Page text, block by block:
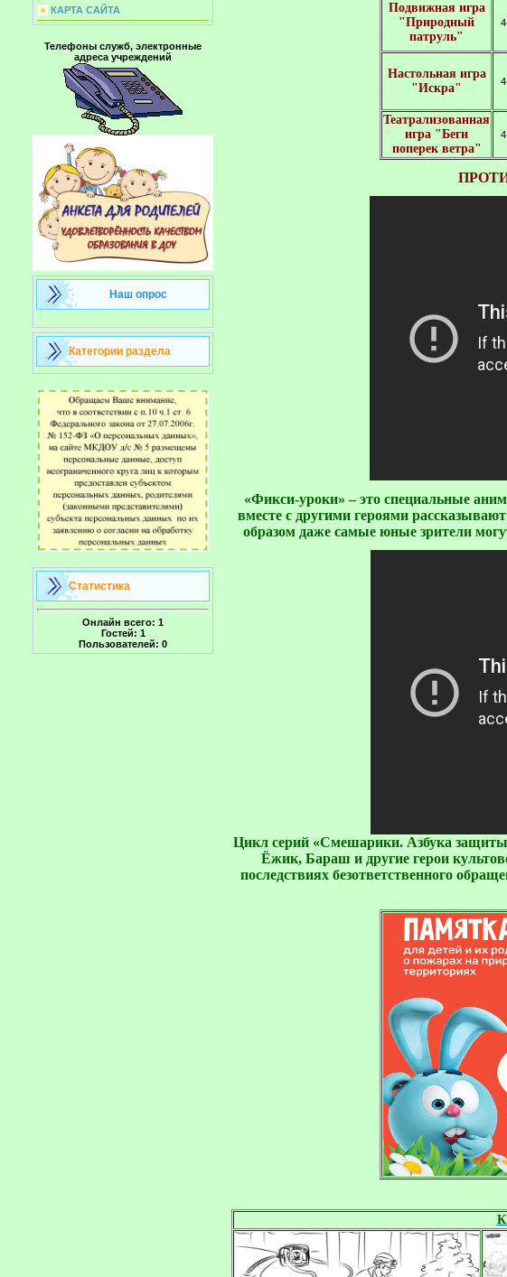
КАРТА САЙТА
Телефоны служб, электронные
адреса учреждений
Наш опрос
Категории раздела
Статистика
Онлайн всего: 1
Гостей: 1
Пользователей: 0
Подвижная игра
"Природный
патруль"
Настольная игра
"Искра"
Театрализованная
игра "Беги
поперек ветра"
«Фикси-уроки» – это специальные
вместе с другими героями
образом даже самые юные зрители
Цикл серий «Смешарики. Азбука
Ёжик, Бараш и другие герои
последствиях безответственного